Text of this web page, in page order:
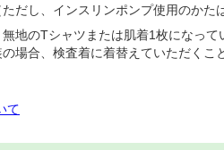
だし、インスリンポンプ使用のかた
地のTシャツまたは肌着1枚になって
場合、検査着に着替えていただくこ
て